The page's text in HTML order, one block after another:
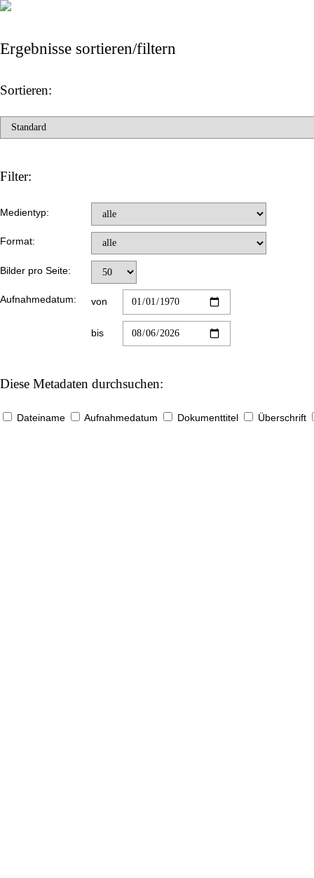
Ergebnisse sortieren/filtern
Sortieren:
Filter:
Medientyp:
Format:
Bilder pro Seite:
Aufnahmedatum: von
bis
Diese Metadaten durchsuchen:
Dateiname Aufnahmedatum Dokumenttitel Überschrift